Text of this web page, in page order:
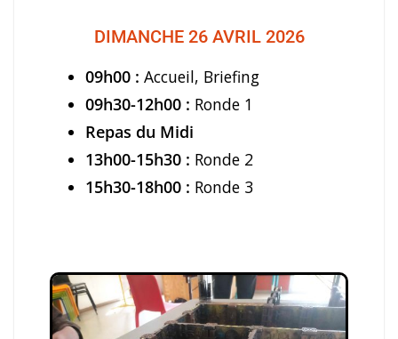
DIMANCHE 26 AVRIL 2026
09h00 : Accueil, Briefing
09h30-12h00 : Ronde 1
Repas du Midi
13h00-15h30 : Ronde 2
15h30-18h00 : Ronde 3